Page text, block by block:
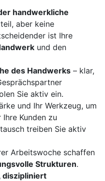
handwerkliche
aber keine
ist Ihre
und den
des Handwerks – klar,
Sie aktiv ein.
und Ihr Werkzeug, um
Kunden zu
treiben Sie aktiv
Arbeitswoche schaffen
Strukturen.
diszipliniert